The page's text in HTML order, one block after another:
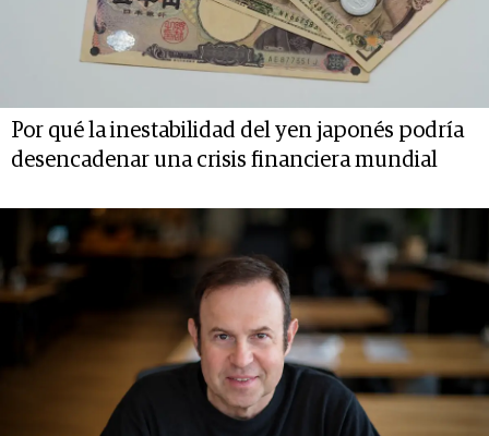
Por qué la inestabilidad del yen japonés podría
desencadenar una crisis financiera mundial